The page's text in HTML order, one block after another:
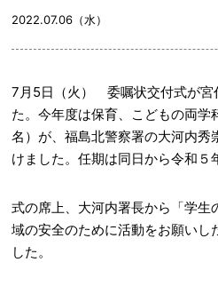
2022.07.06（水）
7月5日（火） 委嘱状交付式が宮
た。今年度は保育、こどもの両学
名）が、福島北警察署の大河内秀
けました。任期は同日から令和５
式の席上、大河内署長から「学生
域の安全のために活動をお願いし
した。